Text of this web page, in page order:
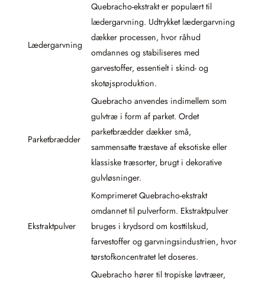
Lædergarvning
Quebracho-ekstrakt er populært til
lædergarvning. Udtrykket lædergarvning
dækker processen, hvor råhud
omdannes og stabiliseres med
garvestoffer, essentielt i skind- og
skotøjsproduktion.
Parketbrædder
Quebracho anvendes indimellem som
gulvtræ i form af parket. Ordet
parketbrædder dækker små,
sammensatte træstave af eksotiske eller
klassiske træsorter, brugt i dekorative
gulvløsninger.
Ekstraktpulver
Komprimeret Quebracho-ekstrakt
omdannet til pulverform. Ekstraktpulver
bruges i krydsord om kosttilskud,
farvestoffer og garvningsindustrien, hvor
tørstofkoncentratet let doseres.
Quebracho hører til tropiske løvtræer,